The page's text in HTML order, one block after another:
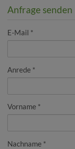
Anfrage senden
E-Mail
Anrede
Vorname
Nachname